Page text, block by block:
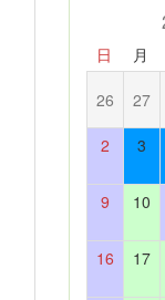
日 月
26 27
2 3
9 10
16 17